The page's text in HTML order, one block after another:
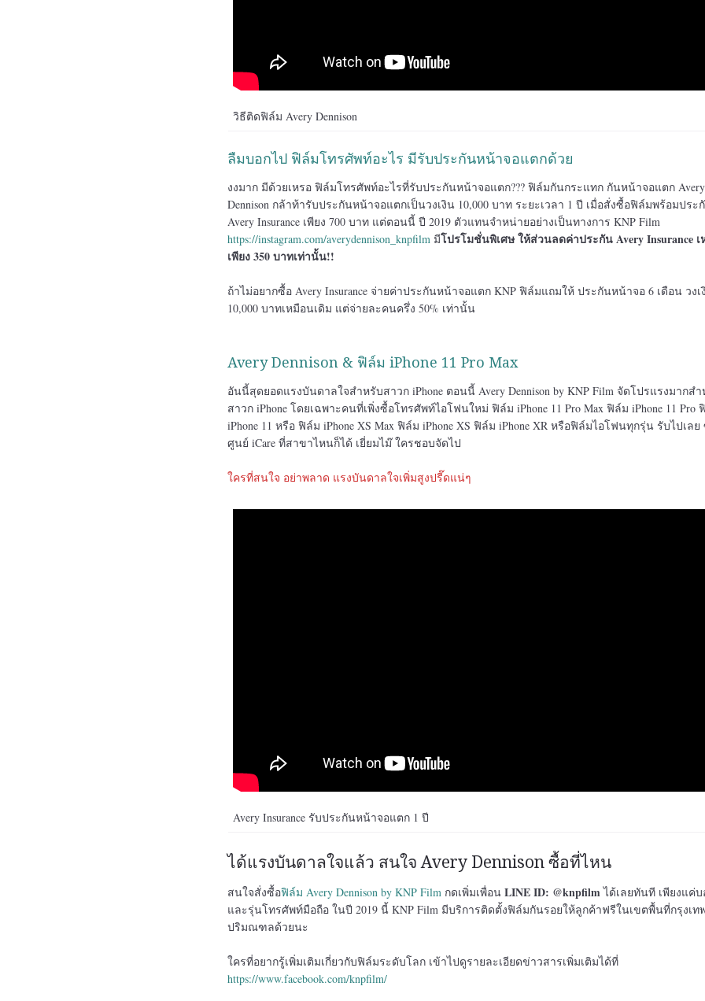
วิธีติดฟิล์ม Avery Dennison
ลืมบอกไป ฟิล์มโทรศัพท์อะไร มีรับประกันหน้าจอแตกด้วย
งงมาก มีด้วยเหรอ ฟิล์มโทรศัพท์อะไรที่รับประกันหน้าจอแตก??? ฟิล์มกันกระแทก กันหน้าจอแตก Avery
Dennison กล้าท้ารับประกันหน้าจอแตกเป็นวงเงิน 10,000 บาท ระยะเวลา 1 ปี เมื่อสั่งซื้อฟิล์มพร้อมประ
Avery Insurance เพียง 700 บาท แต่ตอนนี้ ปี 2019 ตัวแทนจำหน่ายอย่างเป็นทางการ KNP Film
https://instagram.com/averydennison_knpfilmมีโปรโมชั่นพิเศษ ให้ส่วนลดค่าประกัน Avery Insurance เ
เพียง 350 บาทเท่านั้น!!
ถ้าไม่อยากซื้อ Avery Insurance จ่ายค่าประกันหน้าจอแตก KNP ฟิล์มแถมให้ ประกันหน้าจอ 6 เดือน วงเ
10,000 บาทเหมือนเดิม แต่จ่ายละคนครึ่ง 50% เท่านั้น
Avery Dennison & ฟิล์ม iPhone 11 Pro Max
อันนี้สุดยอดแรงบันดาลใจสำหรับสาวก iPhone ตอนนี้ Avery Dennison by KNP Film จัดโปรแรงมากส
สาวก iPhone โดยเฉพาะคนที่เพิ่งซื้อโทรศัพท์ไอโฟนใหม่ ฟิล์ม iPhone 11 Pro Max ฟิล์ม iPhone 11 Pro
iPhone 11 หรือ ฟิล์ม iPhone XS Max ฟิล์ม iPhone XS ฟิล์ม iPhone XR หรือฟิล์มไอโฟนทุกรุ่น รับไปเลย
ศูนย์ iCare ที่สาขาไหนก็ได้ เยี่ยมไม๊ ใครชอบจัดไป
ใครที่สนใจ อย่าพลาด แรงบันดาลใจเพิ่มสูงปรี๊ดแน่ๆ
Avery Insurance รับประกันหน้าจอแตก 1 ปี
ได้แรงบันดาลใจแล้ว สนใจ Avery Dennison ซื้อที่ไหน
สนใจสั่งซื้อฟิล์ม Avery Dennison by KNP Filmกดเพิ่มเพื่อน LINE ID: @knpfilmได้เลยทันที เพียงแค่บ
และรุ่นโทรศัพท์มือถือ ในปี 2019 นี้ KNP Film มีบริการติดตั้งฟิล์มกันรอยให้ลูกค้าฟรีในเขตพื้นที่กรุงเท
ปริมณฑลด้วยนะ
ใครที่อยากรู้เพิ่มเติมเกี่ยวกับฟิล์มระดับโลก เข้าไปดูรายละเอียดข่าวสารเพิ่มเติมได้ที่
https://www.facebook.com/knpfilm/